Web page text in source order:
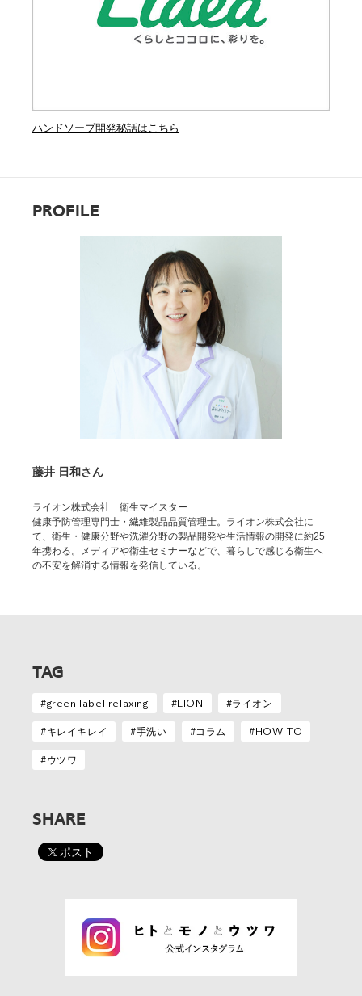
ハンドソープ開発秘話はこちら
PROFILE
藤井 日和さん
ライオン株式会社 衛生マイスター
健康予防管理専門士・繊維製品品質管理士。ライオン株式会社に
て、衛生・健康分野や洗濯分野の製品開発や生活情報の開発に約25
年携わる。メディアや衛生セミナーなどで、暮らしで感じる衛生へ
の不安を解消する情報を発信している。
TAG
green label relaxing LION ライオン
キレイキレイ 手洗い コラム HOW TO
ウツワ
SHARE
ポスト